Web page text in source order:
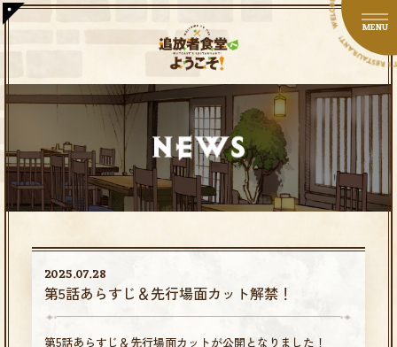
MENU
2025.07.28
第5話あらすじ＆先行場面カット解禁！
第5話あらすじ＆先行場面カットが公開となりました！